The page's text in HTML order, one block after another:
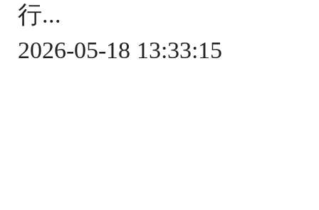
行...
2026-05-18 13:33:15